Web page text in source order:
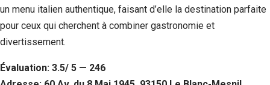
un menu italien authentique, faisant d’elle la destination parfaite
pour ceux qui cherchent à combiner gastronomie et
divertissement.
Évaluation: 3.5/ 5 — 246